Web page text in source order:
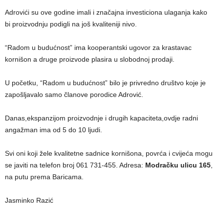
Adrovići su ove godine imali i značajna investiciona ulaganja kako
bi proizvodnju podigli na još kvaliteniji nivo.
“Radom u budućnost” ima kooperantski ugovor za krastavac
kornišon a druge proizvode plasira u slobodnoj prodaji.
U početku, “Radom u budućnost” bilo je privredno društvo koje je
zapošljavalo samo članove porodice Adrović.
Danas,ekspanzijom proizvodnje i drugih kapaciteta,ovdje radni
angažman ima od 5 do 10 ljudi.
Svi oni koji žele kvalitetne sadnice kornišona, povrća i cvijeća mogu
se javiti na telefon broj 061 731-455. Adresa: Modračku ulicu 165
na putu prema Baricama.
Jasminko Razić